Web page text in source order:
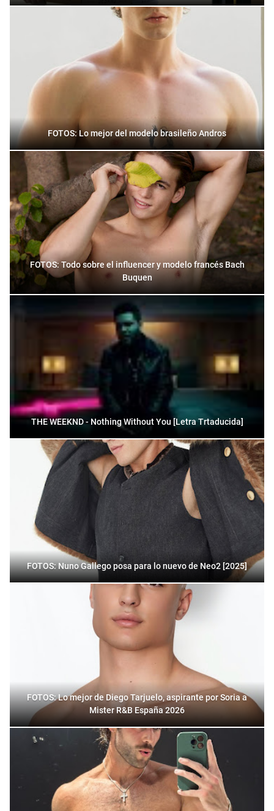
FOTOS: Lo mejor del modelo brasileño Andros
FOTOS: Todo sobre el influencer y modelo francés Bach
Buquen
THE WEEKND - Nothing Without You [Letra Trtaducida]
FOTOS: Nuno Gallego posa para lo nuevo de Neo2 [2025]
FOTOS: Lo mejor de Diego Tarjuelo, aspirante por Soria a
Mister R&B España 2026